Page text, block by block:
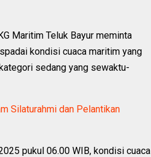
Maritim Teluk Bayur meminta
kondisi cuaca maritim yang
sedang yang sewaktu-
Silaturahmi dan Pelantikan
pukul 06.00 WIB, kondisi cuaca